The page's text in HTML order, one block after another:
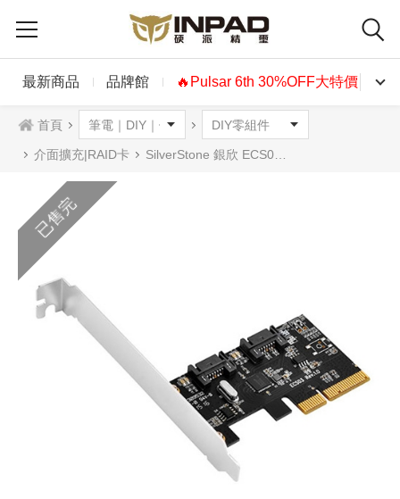
最新商品 品牌館 🔥Pulsar 6th 30%OFF大特價🔥
首頁
介面擴充|RAID卡 SilverStone 銀欣 ECS03 2-Ports SATA 6Gbps內接RAID擴充卡
已售完